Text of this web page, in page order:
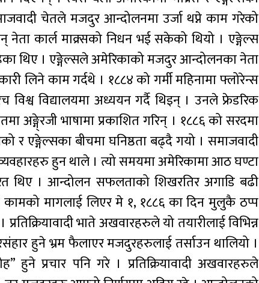
चेतले मजदुर आन्दोलनमा उर्जा थप्ने काम गरेको
नेता कार्ल माक्र्सको निधन भई सकेको थियो । एङ्गेल्स
रहेका थिए । एङ्गेल्सले अमेरिकाको मजदुर आन्दोलनका नेता
लिने काम गर्दथे । १८८४ को गर्मी महिनामा फ्लोरेन्स
विद्यालयमा अध्ययन गर्दै थिइन् । उनले फ्रेडरिक
अङ्गे्रजी भाषामा प्रकाशित गरिन् । १८८६ को सरदमा
एङ्गेल्सका बीचमा घनिष्ठता बढ्दै गयो । समाजवादी
हुन थाले । त्यो समयमा अमेरिकामा आठ घण्टा
थिए । आन्दोलन सफलताको शिखरतिर अगाडि बढी
मागलाई लिएर मे १, १८८६ का दिन मुलुकै ठप्प
भाते अखवारहरुले यो तयारीलाई विभिन्न
हुने भ्रम फैलाएर मजदुरहरुलाई तर्साउन थालियो ।
हुने प्रचार पनि गरे । प्रतिक्रियावादी अखवारहरुले